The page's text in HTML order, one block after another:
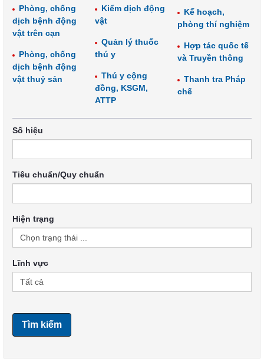
Phòng, chống
dịch bệnh động
vật trên cạn
Phòng, chống
dịch bệnh động
vật thuỷ sản
Kiểm dịch động
vật
Quản lý thuốc
thú y
Thú y cộng
đồng, KSGM,
ATTP
Kế hoạch,
phòng thí nghiệm
Hợp tác quốc tế
và Truyền thông
Thanh tra Pháp
chế
Số hiệu
Tiêu chuẩn/Quy chuẩn
Hiện trạng
Lĩnh vực
Tìm kiếm